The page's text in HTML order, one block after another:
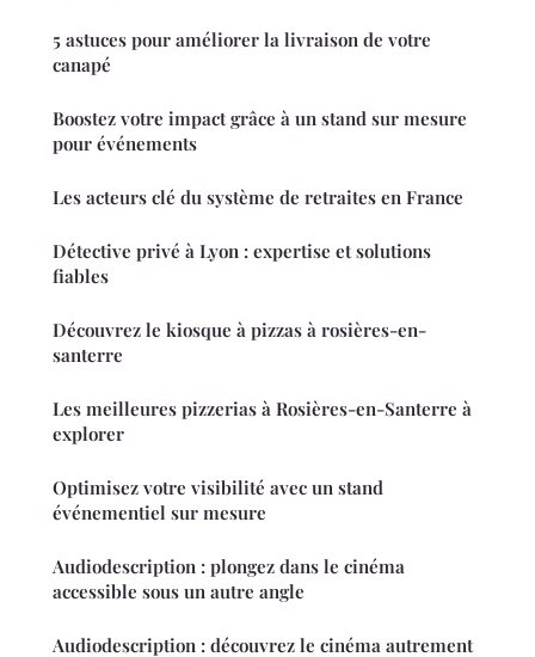
5 astuces pour améliorer la livraison de votre
canapé
Boostez votre impact grâce à un stand sur mesure
pour événements
Les acteurs clé du système de retraites en France
Détective privé à Lyon : expertise et solutions
fiables
Découvrez le kiosque à pizzas à rosières-en-
santerre
Les meilleures pizzerias à Rosières-en-Santerre à
explorer
Optimisez votre visibilité avec un stand
événementiel sur mesure
Audiodescription : plongez dans le cinéma
accessible sous un autre angle
Audiodescription : découvrez le cinéma autrement